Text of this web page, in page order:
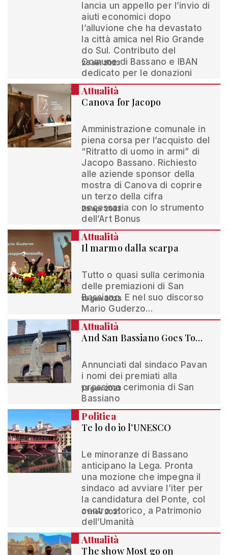
lancia un appello per l’invio di
aiuti economici dopo
l’alluvione che ha devastato
la città amica nel Rio Grande
do Sul. Contributo del
Comune di Bassano e IBAN
dedicato per le donazioni
25 set 2023
Attualità
Canova for Jacopo
Amministrazione comunale in
piena corsa per l’acquisto del
“Ritratto di uomo in armi” di
Jacopo Bassano. Richiesto
alle aziende sponsor della
mostra di Canova di coprire
un terzo della cifra
necessaria con lo strumento
dell’Art Bonus
25 apr 2023
Attualità
Il marmo dalla scarpa
Tutto o quasi sulla cerimonia
delle premiazioni di San
Bassiano. E nel suo discorso
Mario Guderzo…
19 gen 2023
Attualità
And San Bassiano Goes To…
Annunciati dal sindaco Pavan
i nomi dei premiati alla
prossima cerimonia di San
Bassiano
13 gen 2023
Politica
Te lo do io l’UNESCO
Le minoranze di Bassano
anticipano la Lega. Pronta
una mozione che impegna il
sindaco ad avviare l’iter per
la candidatura del Ponte, col
centro storico, a Patrimonio
dell’Umanità
01 nov 2021
Attualità
The show Most go on